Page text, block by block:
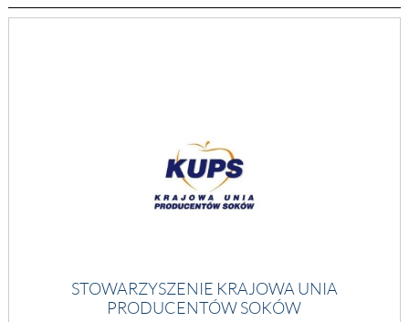
STOWARZYSZENIE KRAJOWA UNIA
PRODUCENTÓW SOKÓW